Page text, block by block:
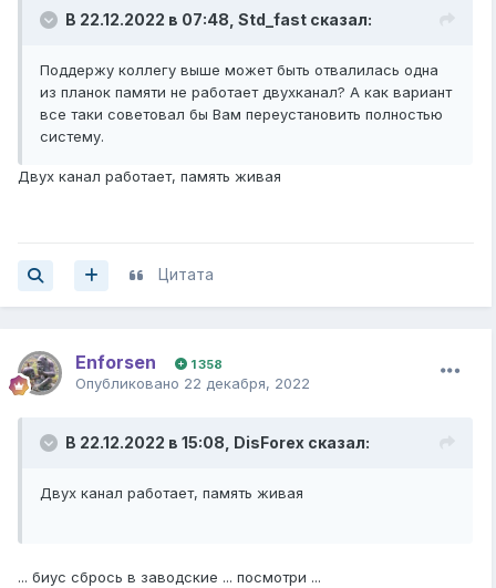
В 22.12.2022 в 07:48, Std_fast сказал:
Поддержу коллегу выше может быть отвалилась одна
из планок памяти не работает двухканал? А как вариант
все таки советовал бы Вам переустановить полностью
систему.
Двух канал работает, память живая
Цитата
Enforsen 1 358
Опубликовано 22 декабря, 2022
В 22.12.2022 в 15:08, DisForex сказал:
Двух канал работает, память живая
... биус сбрось в заводские ... посмотри ...